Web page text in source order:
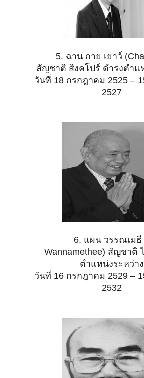
5. ฉาน กาย เยาว์
สัญชาติ สิงคโปร์ ดำรงตำแ
วันที่ 18 กรกฎาคม 2525 –
2527
6. แผน วรรณเมธี
Wannamethee) สัญชาติ
ตำแหน่งระหว่าง
วันที่ 16 กรกฎาคม 2529 –
2532